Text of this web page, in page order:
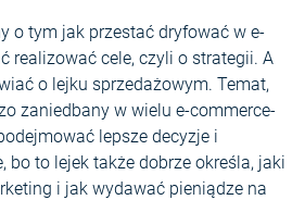
o tym jak przestać dryfować w e-
realizować cele, czyli o strategii. A
o lejku sprzedażowym. Temat,
zaniedbany w wielu e-commerce-
lepsze decyzje i
bo to lejek także dobrze określa, jaki
i jak wydawać pieniądze na